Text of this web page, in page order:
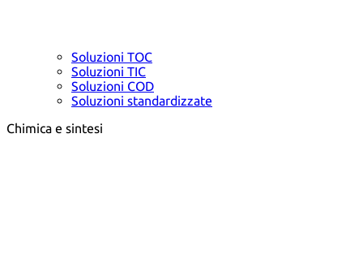
Soluzioni TOC
Soluzioni TIC
Soluzioni COD
Soluzioni standardizzate
Chimica e sintesi